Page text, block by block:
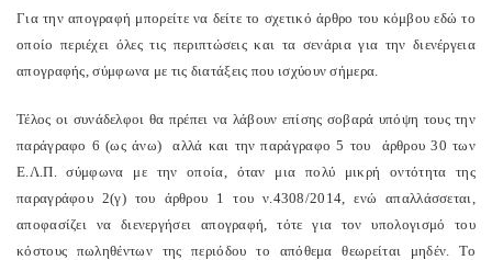
Για την απογραφή μπορείτε να δείτε το σχετικό άρθρο του κόμβου εδώ το
οποίο περιέχει όλες τις περιπτώσεις και τα σενάρια για την διενέργεια
απογραφής, σύμφωνα με τις διατάξεις που ισχύουν σήμερα.
Τέλος οι συνάδελφοι θα πρέπει να λάβουν επίσης σοβαρά υπόψη τους την
παράγραφο 6 (ως άνω)
αλλά και την παράγραφο 5 του
άρθρου 30 των
Ε.Λ.Π. σύμφωνα με την οποία, όταν μια πολύ μικρή οντότητα της
παραγράφου 2(γ) του άρθρου 1 του ν.4308/2014, ενώ απαλλάσσεται,
αποφασίζει να διενεργήσει απογραφή, τότε για τον υπολογισμό του
κόστους πωληθέντων της περιόδου το απόθεμα θεωρείται μηδέν. Το